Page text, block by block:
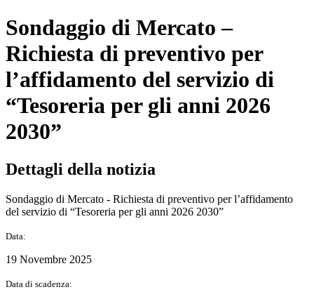
Sondaggio di Mercato –
Richiesta di preventivo per
l’affidamento del servizio di
“Tesoreria per gli anni 2026
2030”
Dettagli della notizia
Sondaggio di Mercato - Richiesta di preventivo per l’affidamento
del servizio di “Tesoreria per gli anni 2026 2030”
Data:
19 Novembre 2025
Data di scadenza: